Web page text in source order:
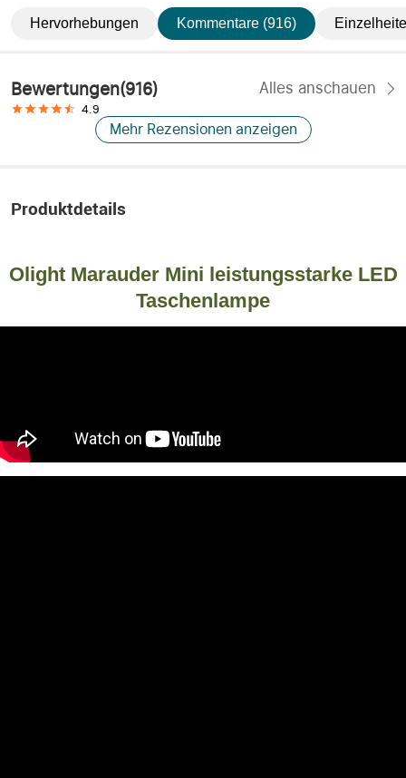
Hervorhebungen Kommentare (916)
Bewertungen(916) Alles anschauen
4.9
Mehr Rezensionen anzeigen
Produktdetails
Olight Marauder Mini leistungsstarke LED
Taschenlampe